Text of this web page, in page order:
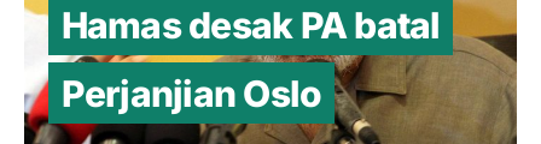
Hamas desak PA batal
Perjanjian Oslo